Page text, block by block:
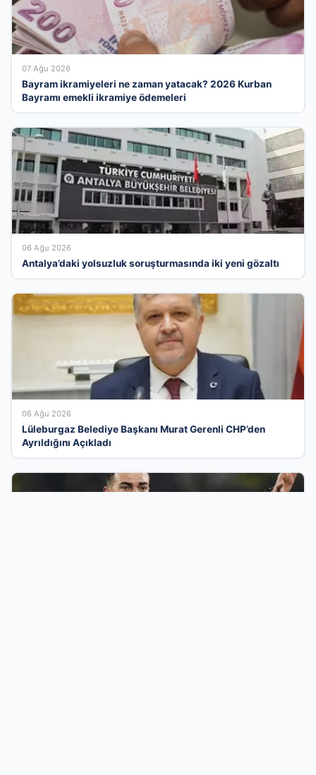
07 Ağu 2026
Bayram ikramiyeleri ne zaman yatacak? 2026 Kurban
Bayramı emekli ikramiye ödemeleri
06 Ağu 2026
Antalya’daki yolsuzluk soruşturmasında iki yeni gözaltı
06 Ağu 2026
Lüleburgaz Belediye Başkanı Murat Gerenli CHP’den
Ayrıldığını Açıkladı